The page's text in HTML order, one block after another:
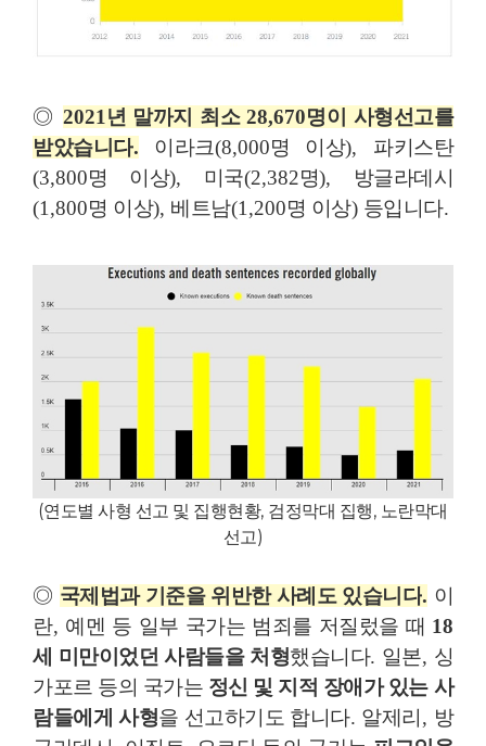
◎ 2021 년 말까지 최소28,670명이 사형선고를
받았습니다. 이라크(8,000명 이상), 파키스탄
(3,800명 이상), 미국(2,382명),
방글라데시
(1,800명 이상), 베트남(1,200명 이상) 등입니다.
(연도별 사형 선고 및 집행현황, 검정막대 집행, 노란막대
선고)
◎ 국제법과 기준을 위반한 사례도 있습니다. 이
란, 예멘 등 일부 국가는 범죄를 저질렀을 때 18
세 미만이었던 사람들을 처형했습니다. 일본, 싱
가포르 등의 국가는 정신 및 지적 장애가 있는 사
람들에게 사형을 선고하기도 합니다. 알제리 , 방